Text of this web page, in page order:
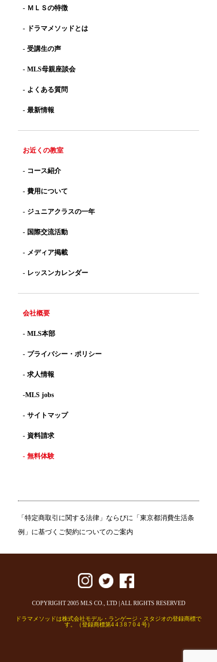
- ＭＬＳの特徴
- ドラマメソッドとは
- 受講生の声
- MLS母親座談会
- よくある質問
- 最新情報
お近くの教室
- コース紹介
- 費用について
- ジュニアクラスの一年
- 国際交流活動
- メディア掲載
- レッスンカレンダー
会社概要
- MLS本部
- プライバシー・ポリシー
- 求人情報
-MLS jobs
- サイトマップ
- 資料請求
- 無料体験
「特定商取引に関する法律」ならびに「東京都消費生活条
例」に基づくご契約についてのご案内
COPYRIGHT 2005 MLS CO., LTD | ALL RIGHTS RESERVED
ドラマメソッドは株式会社モデル・ランゲージ・スタジオの登録商標で
す。（登録商標第4 4 3 8 7 0 4 号）